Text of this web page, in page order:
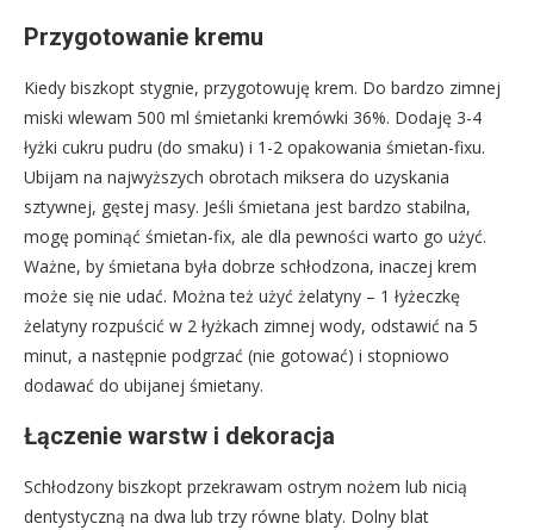
Przygotowanie kremu
Kiedy biszkopt stygnie, przygotowuję krem. Do bardzo zimnej
miski wlewam 500 ml śmietanki kremówki 36%. Dodaję 3-4
łyżki cukru pudru (do smaku) i 1-2 opakowania śmietan-fixu.
Ubijam na najwyższych obrotach miksera do uzyskania
sztywnej, gęstej masy. Jeśli śmietana jest bardzo stabilna,
mogę pominąć śmietan-fix, ale dla pewności warto go użyć.
Ważne, by śmietana była dobrze schłodzona, inaczej krem
może się nie udać. Można też użyć żelatyny – 1 łyżeczkę
żelatyny rozpuścić w 2 łyżkach zimnej wody, odstawić na 5
minut, a następnie podgrzać (nie gotować) i stopniowo
dodawać do ubijanej śmietany.
Łączenie warstw i dekoracja
Schłodzony biszkopt przekrawam ostrym nożem lub nicią
dentystyczną na dwa lub trzy równe blaty. Dolny blat